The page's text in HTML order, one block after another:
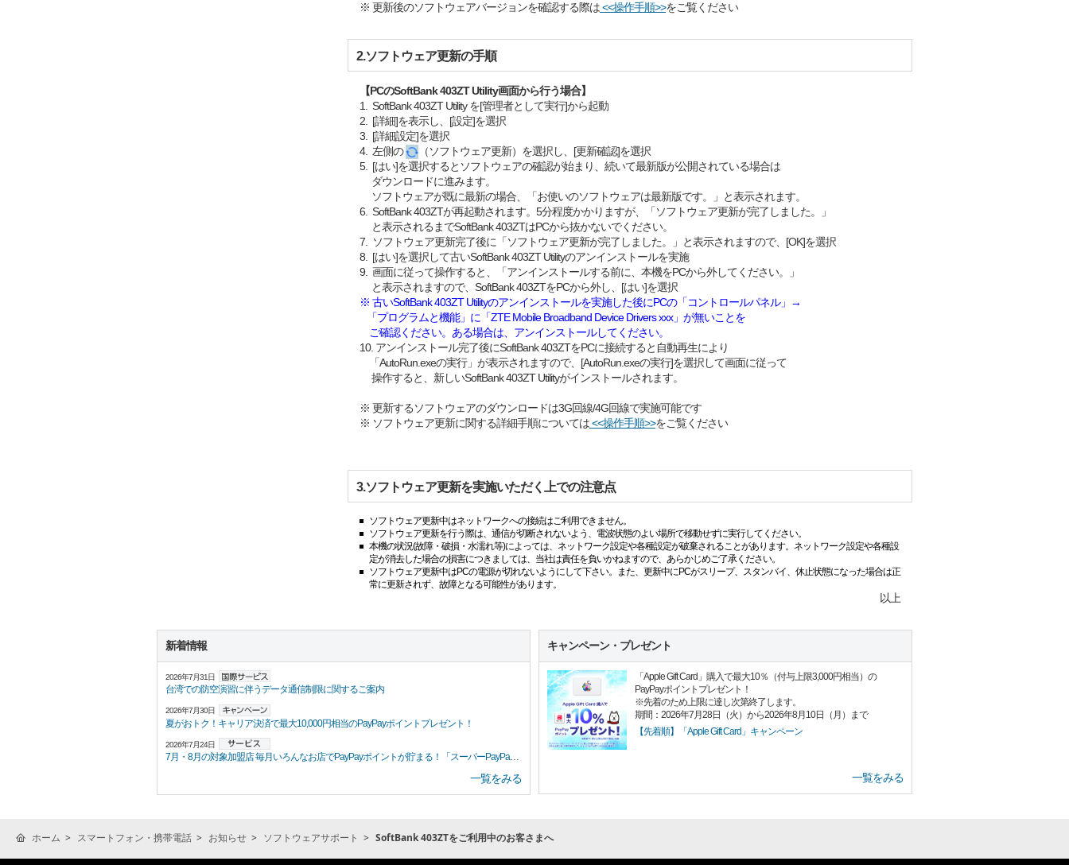
※ 更新後のソフトウェアバージョンを確認する際は<<操作手順>>をご覧ください
2.ソフトウェア更新の手順
【PCのSoftBank 403ZT Utility画面から行う場合】
1. SoftBank 403ZT Utility を[管理者として実行]から起動
2. [詳細]を表示し、[設定]を選択
3. [詳細設定]を選択
4. 左側の
（ソフトウェア更新）を選択し、[更新確認]を選択
5. [はい]を選択するとソフトウェアの確認が始まり、続いて最新版が公開されている場合は
ダウンロードに進みます。
ソフトウェアが既に最新の場合、「お使いのソフトウェアは最新版です。」と表示されます。
6. SoftBank 403ZTが再起動されます。5分程度かかりますが、「ソフトウェア更新が完了しました。」
と表示されるまでSoftBank 403ZTはPCから抜かないでください。
7. ソフトウェア更新完了後に「ソフトウェア更新が完了しました。」と表示されますので、[OK]を選択
8. [はい]を選択して古いSoftBank 403ZT Utilityのアンインストールを実施
9. 画面に従って操作すると、「アンインストールする前に、本機をPCから外してください。」
と表示されますので、SoftBank 403ZTをPCから外し、[はい]を選択
※ 古いSoftBank 403ZT Utilityのアンインストールを実施した後にPCの「コントロールパネル」→
「プログラムと機能」に「ZTE Mobile Broadband Device Drivers xxx」が無いことを
ご確認ください。ある場合は、アンインストールしてください。
10. アンインストール完了後にSoftBank 403ZTをPCに接続すると自動再生により
「AutoRun.exeの実行」が表示されますので、[AutoRun.exeの実行]を選択して画面に従って
操作すると、新しいSoftBank 403ZT Utilityがインストールされます。
※ 更新するソフトウェアのダウンロードは3G回線/4G回線で実施可能です
※ ソフトウェア更新に関する詳細手順については<<操作手順>>をご覧ください
3.ソフトウェア更新を実施いただく上での注意点
ソフトウェア更新中はネットワークへの接続はご利用できません。
ソフトウェア更新を行う際は、通信が切断されないよう、電波状態のよい場所で移動せずに実行してください。
本機の状況(故障・破損・水濡れ等)によっては、ネットワーク設定や各種設定が破棄されることがあります。ネットワーク設定や各種設
定が消去した場合の損害につきましては、当社は責任を負いかねますので、あらかじめご了承ください。
ソフトウェア更新中はPCの電源が切れないようにして下さい。また、更新中にPCがスリープ、スタンバイ、休止状態になった場合は正
常に更新されず、故障となる可能性があります。
以上
新着情報
2026年7月31日
台湾での防空演習に伴うデータ通信制限に関するご案内
2026年7月30日
夏がおトク！キャリア決済で最大10,000円相当のPayPayポイントプレゼント！
2026年7月24日
7月・8月の対象加盟店 毎月いろんなお店でPayPayポイントが貯まる！「スーパーPayPayクーポン」
一覧をみる
キャンペーン・プレゼント
「Apple Gift Card」購入で最大10％（付与上限3,000円相当）の
PayPayポイントプレゼント！
※先着のため上限に達し次第終了します。
期間：2026年7月28日（火）から2026年8月10日（月）まで
【先着順】「Apple Gift Card」キャンペーン
一覧をみる
ホーム スマートフォン・携帯電話 お知らせ ソフトウェアサポート SoftBank 403ZTをご利用中のお客さまへ